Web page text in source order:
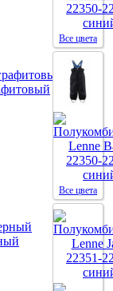
Все цвета
Все цвета